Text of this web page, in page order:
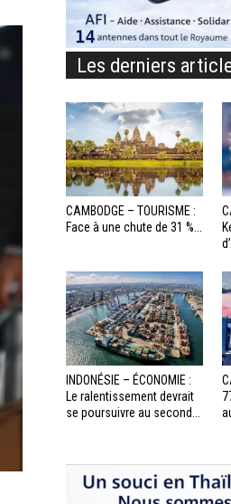
Les derniers
CAMBODGE – TOURISME :
Face à une chute de 31 %...
INDONÉSIE – ÉCONOMIE :
Le ralentissement devrait
se poursuivre au second...